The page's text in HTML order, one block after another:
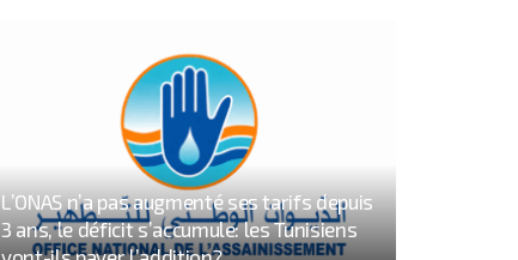
L’ONAS n’a pas augmenté ses tarifs depuis
3 ans, le déficit s’accumule: les Tunisiens